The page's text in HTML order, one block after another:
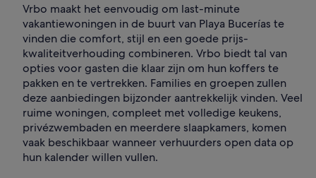
Vrbo maakt het eenvoudig om last-minute
vakantiewoningen in de buurt van Playa Bucerías te
vinden die comfort, stijl en een goede prijs-
kwaliteitverhouding combineren. Vrbo biedt tal van
opties voor gasten die klaar zijn om hun koffers te
pakken en te vertrekken. Families en groepen zullen
deze aanbiedingen bijzonder aantrekkelijk vinden. Veel
ruime woningen, compleet met volledige keukens,
privézwembaden en meerdere slaapkamers, komen
vaak beschikbaar wanneer verhuurders open data op
hun kalender willen vullen.